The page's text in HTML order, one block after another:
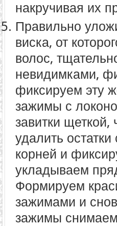
накручивая их
Правильно
виска, от
волос,
невидимками,
фиксируем эту
зажимы с
завитки
удалить
корней и
укладываем
Формируем
зажимами и
зажимы